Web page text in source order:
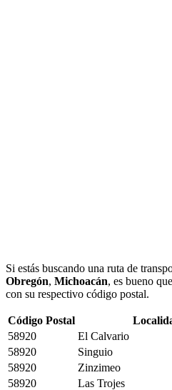
Si estás buscando una ruta de
Obregón, Michoacán, es bueno
con su respectivo código postal.
Código Postal
58920
El Calvario
58920
Singuio
58920
Zinzimeo
58920
Las Trojes